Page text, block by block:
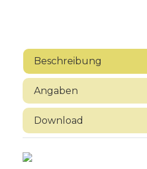
Beschreibung
Angaben
Download